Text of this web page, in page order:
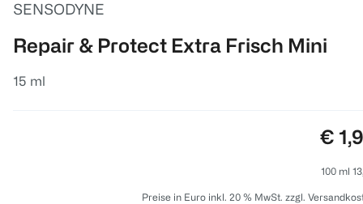
SENSODYNE
Repair & Protect Extra Frisch Mini
15 ml
€
100 ml
Preise in Euro inkl. 20 % MwSt. zzgl.